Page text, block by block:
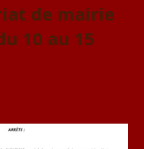
de mairie
10 au 15